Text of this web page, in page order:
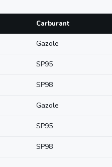
Carburant
Gazole
SP95
SP98
Gazole
SP95
SP98